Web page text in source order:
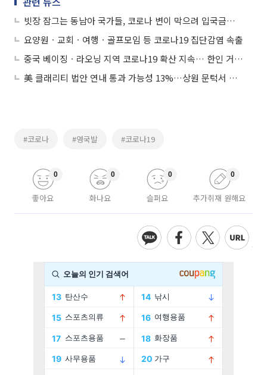
빗장 잠그는 동남아 국가들, 코로나 변이 막으려 입국금지 확대
요양원ㆍ교회ㆍ여행ㆍ골프모임 등 코로나19 집단감염 속출
중국 베이징ㆍ라오닝 지역 코로나19 확산 지속… 한인 거주지 인근도 '중위험 지역'
美 클래리티 법안 연내 통과 가능성 13%…상원 문턱서 제동
#코로나 #영국발 #코로나19
좋아요
0
화나요
0
슬퍼요
0
추가취재 원해요
0